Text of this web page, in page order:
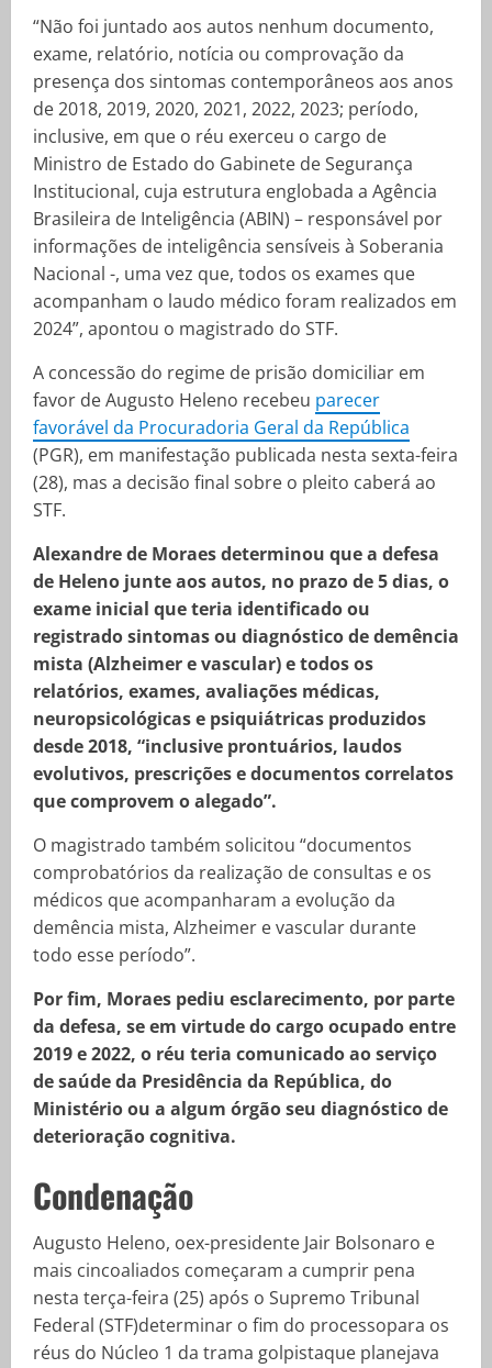
“Não foi juntado aos autos nenhum documento,
exame, relatório, notícia ou comprovação da
presença dos sintomas contemporâneos aos anos
de 2018, 2019, 2020, 2021, 2022, 2023; período,
inclusive, em que o réu exerceu o cargo de
Ministro de Estado do Gabinete de Segurança
Institucional, cuja estrutura englobada a Agência
Brasileira de Inteligência (ABIN) – responsável por
informações de inteligência sensíveis à Soberania
Nacional -, uma vez que, todos os exames que
acompanham o laudo médico foram realizados em
2024”, apontou o magistrado do STF.
A concessão do regime de prisão domiciliar em
favor de Augusto Heleno recebeu parecer
favorável da Procuradoria Geral da República
(PGR), em manifestação publicada nesta sexta-feira
(28), mas a decisão final sobre o pleito caberá ao
STF.
Alexandre de Moraes determinou que a defesa
de Heleno junte aos autos, no prazo de 5 dias, o
exame inicial que teria identificado ou
registrado sintomas ou diagnóstico de demência
mista (Alzheimer e vascular) e todos os
relatórios, exames, avaliações médicas,
neuropsicológicas e psiquiátricas produzidos
desde 2018, “inclusive prontuários, laudos
evolutivos, prescrições e documentos correlatos
que comprovem o alegado”.
O magistrado também solicitou “documentos
comprobatórios da realização de consultas e os
médicos que acompanharam a evolução da
demência mista, Alzheimer e vascular durante
todo esse período”.
Por fim, Moraes pediu esclarecimento, por parte
da defesa, se em virtude do cargo ocupado entre
2019 e 2022, o réu teria comunicado ao serviço
de saúde da Presidência da República, do
Ministério ou a algum órgão seu diagnóstico de
deterioração cognitiva.
Condenação
Augusto Heleno, oex-presidente Jair Bolsonaro e
mais cincoaliados começaram a cumprir pena
nesta terça-feira (25) após o Supremo Tribunal
Federal (STF)determinar o fim do processopara os
réus do Núcleo 1 da trama golpistaque planejava